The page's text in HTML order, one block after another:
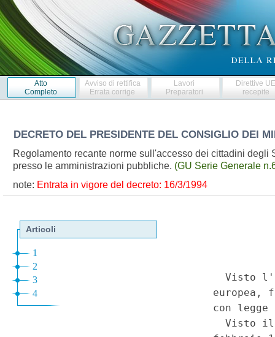
Atto
Completo
Avviso di rettifica
Errata corrige
Lavori
Preparatori
Direttive
recepite
DECRETO DEL PRESIDENTE DEL CONSIGLIO DEI
Regolamento recante norme sull'accesso dei cittadini
presso le amministrazioni pubbliche. (GU Serie Generale
note: Entrata in vigore del decreto: 16/3/1994